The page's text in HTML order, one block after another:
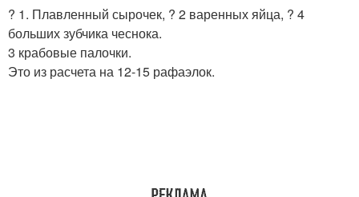
? 1. Плавленный сырочек, ? 2 варенных яйца, ? 4
больших зубчика чеснока.
3 крабовые палочки.
Это из расчета на 12-15 рафаэлок.